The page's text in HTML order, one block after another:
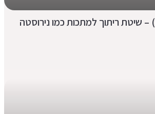
ריתוך טיג (TIG) – שיטת ריתוך למתכות כמו נירוסטה